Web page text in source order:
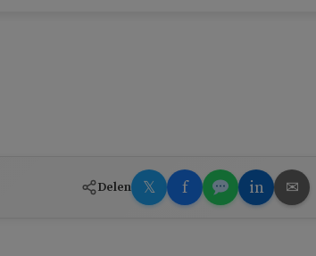
Delen 𝕏 f in ✉